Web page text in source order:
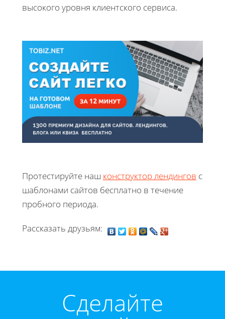
высокого уровня клиентского сервиса.
Протестируйте наш конструктор лендингов с
шаблонами сайтов бесплатно в течение
пробного периода.
Рассказать друзьям:
Cделайте